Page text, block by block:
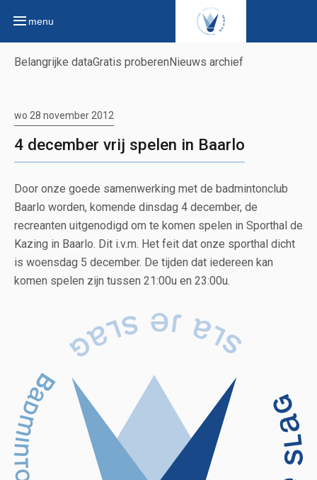
menu
Belangrijke dataGratis proberen Nieuws archief
wo 28 november 2012
4 december vrij spelen in Baarlo
Door onze goede samenwerking met de badmintonclub
Baarlo worden, komende dinsdag 4 december, de
recreanten uitgenodigd om te komen spelen in Sporthal de
Kazing in Baarlo. Dit i.v.m. Het feit dat onze sporthal dicht
is woensdag 5 december. De tijden dat iedereen kan
komen spelen zijn tussen 21:00u en 23:00u.